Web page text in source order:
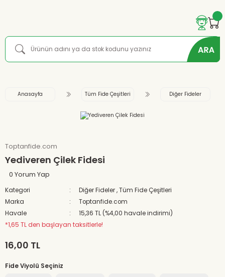
Anasayfa Tüm Fide Çeşitleri Diğer Fideler
Toptanfide.com
Yediveren Çilek Fidesi
0 Yorum Yap
Kategori Diğer Fideler ,Tüm Fide Çeşitleri
Marka
Toptanfide.com
Havale
15,36 TL (%4,00 havale indirimi)
*1,65 TL den başlayan taksitlerle!
16,00 TL
Fide Viyolü Seçiniz